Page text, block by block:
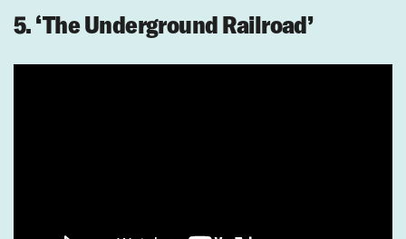
5. ‘The Underground Railroad’